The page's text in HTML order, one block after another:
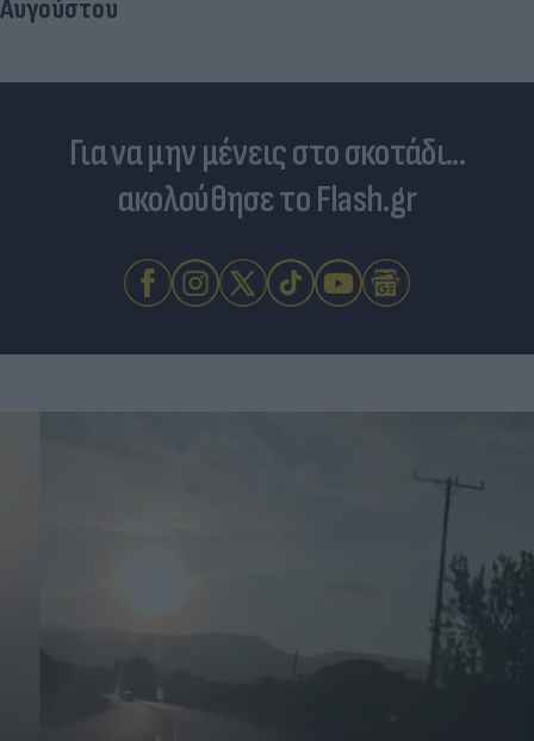
Αυγούστου
Για να μην μένεις στο σκοτάδι...
ακολούθησε το Flash.gr